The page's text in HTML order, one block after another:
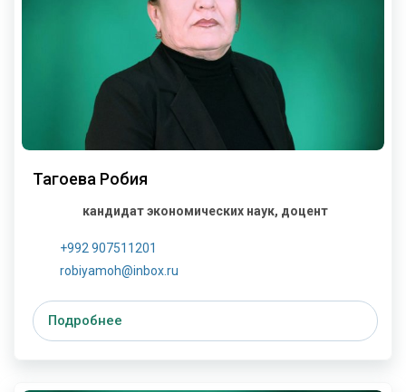
Тагоева Робия
кандидат экономических наук, доцент
+992 907511201
robiyamoh@inbox.ru
Подробнее